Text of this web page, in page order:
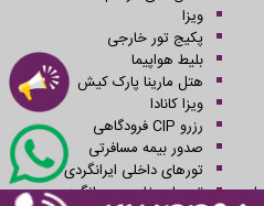
ویزا
پکیج تور خارجی
بلیط هواپیما
هتل مارینا پارک کیش
ویزا کانادا
رزرو CIP فرودگاهی
صدور بیمه مسافرتی
تورهای داخلی ایرانگردی
تورهای خارجی جهانگردی